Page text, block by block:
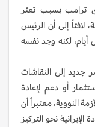
ترامب بسبب تعثر
لافتاً إلى أن الرئيس
أيام، لكنه وجد نفسه
إلى النقاشات
أو دعم لإعادة
النووية، معتبراً أن
نحو التركيز